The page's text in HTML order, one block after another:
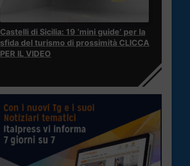
Castelli di Sicilia: 19 ‘mini guide’ per la
sfida del turismo di prossimità CLICCA
PER IL VIDEO